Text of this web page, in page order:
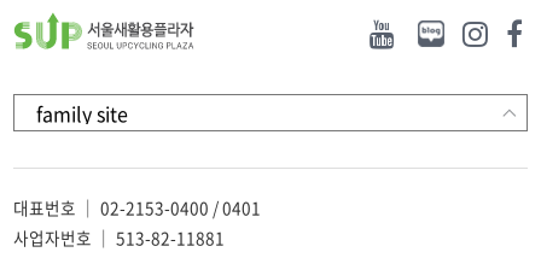
대표번호 ｜ 02-2153-0400 / 0401
사업자번호 ｜ 513-82-11881